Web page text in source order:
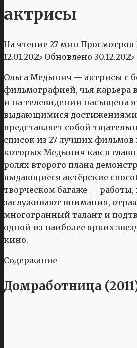
актрисы
На чтение 27 мин Просмотров
12.01.2025 Обновлено 30.12.2025
Ольга Медынич — актрисы с
фильмографией, чья карьера
и на телевидении насыщена
выдающимися достижениями.
представляет собой
список из 27 лучших фильмов
которых Медынич как в
ролях второго плана
выдающиеся актёрские
творческом багаже — работы,
заслуживают внимания,
многогранный талант и
одной из наиболее ярких
кино.
Содержание
Домработница